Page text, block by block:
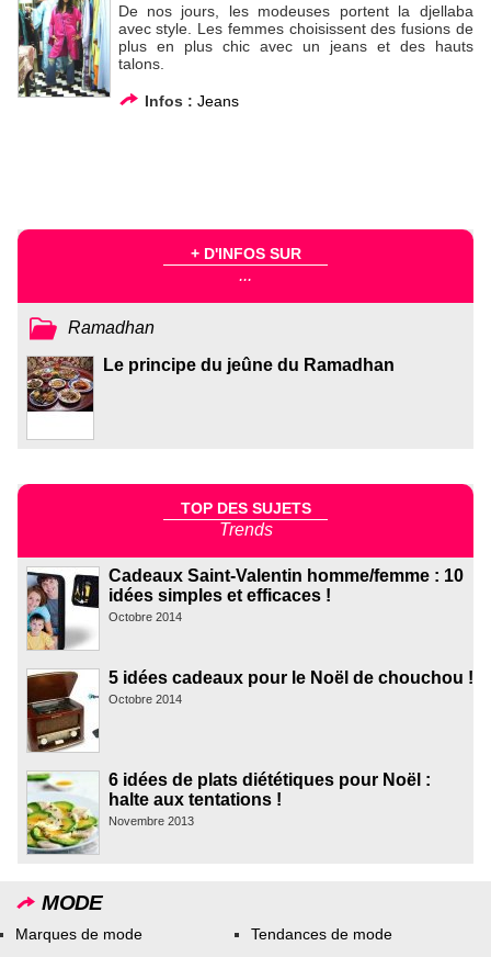
De nos jours, les modeuses portent la djellaba
avec style. Les femmes choisissent des fusions de
plus en plus chic avec un jeans et des hauts
talons.
Infos : Jeans
+ D'INFOS SUR
...
Ramadhan
Le principe du jeûne du Ramadhan
TOP DES SUJETS
Trends
Cadeaux Saint-Valentin homme/femme : 10
idées simples et efficaces !
Octobre 2014
5 idées cadeaux pour le Noël de chouchou !
Octobre 2014
6 idées de plats diététiques pour Noël :
halte aux tentations !
Novembre 2013
MODE
Marques de mode Tendances de mode